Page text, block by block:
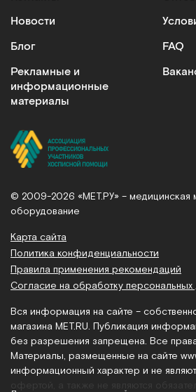
Новости
Блог
Рекламные и
информационные
материалы
FAQ
© 2009-2026 «МЕТ.РУ» – медицинская
оборудование
Карта сайта
Политика конфиденциальности
Правила применения рекомендаций
Согласие на обработку персональных
Вся информация на сайте –
магазина MET.RU. Публикация
без разрешения запрещена. Все
Материалы, размещенные на сайте
информационный характер и не
офертой, а также не являются